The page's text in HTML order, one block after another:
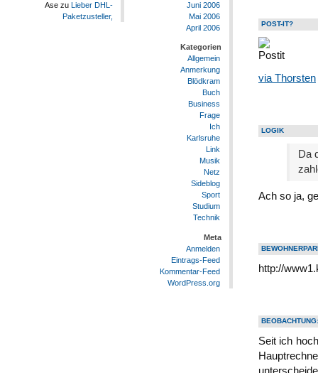
Asezu Lieber DHL-
Paketzusteller,
Juni 2006
Mai 2006
April 2006
Kategorien
Allgemein
Anmerkung
Blödkram
Buch
Business
Frage
Ich
Karlsruhe
Link
Musik
Netz
Sideblog
Sport
Studium
Technik
Meta
Anmelden
Eintrags-Feed
Kommentar-Feed
WordPress.org
POST-IT?
via Thorsten
LOGIK
Da
Ach so ja,
http://
Seit ich